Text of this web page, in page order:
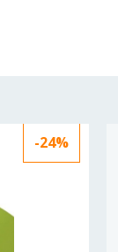
-24%